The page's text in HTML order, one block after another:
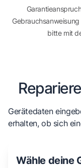
bitte mit
Gerätedaten
erhalten, ob sich
Wähle deine